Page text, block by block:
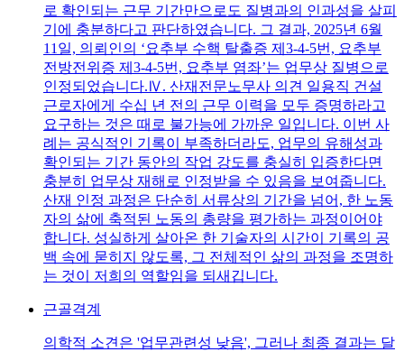
로 확인되는 근무 기간만으로도 질병과의 인과성을 살피
기에 충분하다고 판단하였습니다. 그 결과, 2025년 6월
11일, 의뢰인의 ‘요추부 수핵 탈출증 제3-4-5번, 요추부
전방전위증 제3-4-5번, 요추부 염좌’는 업무상 질병으로
인정되었습니다.Ⅳ. 산재전문노무사 의견 일용직 건설
근로자에게 수십 년 전의 근무 이력을 모두 증명하라고
요구하는 것은 때로 불가능에 가까운 일입니다. 이번 사
례는 공식적인 기록이 부족하더라도, 업무의 유해성과
확인되는 기간 동안의 작업 강도를 충실히 입증한다면
충분히 업무상 재해로 인정받을 수 있음을 보여줍니다.
산재 인정 과정은 단순히 서류상의 기간을 넘어, 한 노동
자의 삶에 축적된 노동의 총량을 평가하는 과정이어야
합니다. 성실하게 살아온 한 기술자의 시간이 기록의 공
백 속에 묻히지 않도록, 그 전체적인 삶의 과정을 조명하
는 것이 저희의 역할임을 되새깁니다.
근골격계
의학적 소견은 '업무관련성 낮음', 그러나 최종 결과는 달